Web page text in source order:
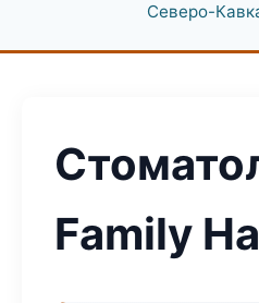
Северо-
Family